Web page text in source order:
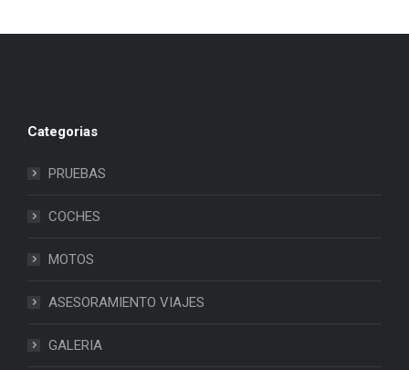
Categorias
PRUEBAS
COCHES
MOTOS
ASESORAMIENTO VIAJES
GALERIA